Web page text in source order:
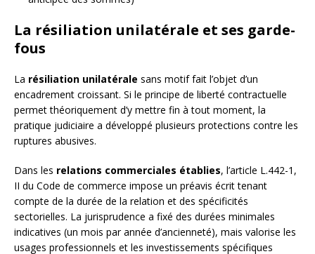
La résiliation unilatérale et ses garde-
fous
La résiliation unilatérale sans motif fait l’objet d’un
encadrement croissant. Si le principe de liberté contractuelle
permet théoriquement d’y mettre fin à tout moment, la
pratique judiciaire a développé plusieurs protections contre les
ruptures abusives.
Dans les relations commerciales établies, l’article L.442-1,
II du Code de commerce impose un préavis écrit tenant
compte de la durée de la relation et des spécificités
sectorielles. La jurisprudence a fixé des durées minimales
indicatives (un mois par année d’ancienneté), mais valorise les
usages professionnels et les investissements spécifiques